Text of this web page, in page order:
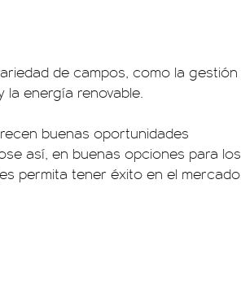
de campos, como la gestión
energía renovable.
buenas oportunidades
así, en buenas opciones para los
permita tener éxito en el mercado